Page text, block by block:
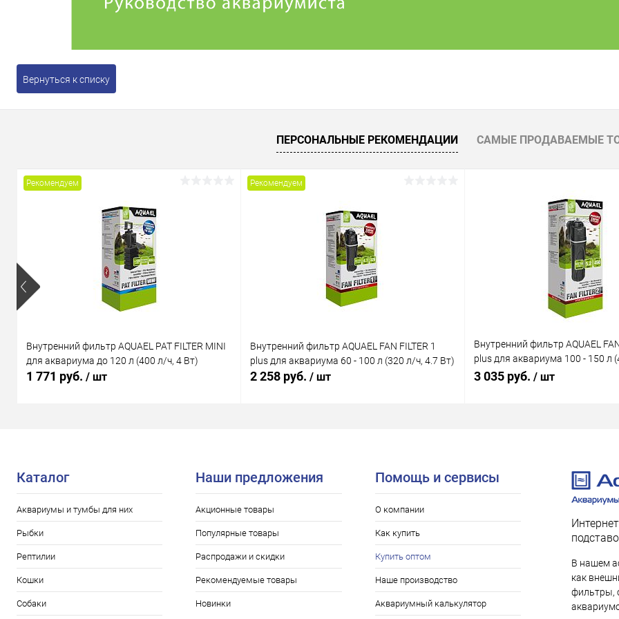
Вернуться к списку
ПЕРСОНАЛЬНЫЕ РЕКОМЕНДАЦИИ САМЫЕ ПРОДАВАЕМЫЕ
Рекомендуем
Внутренний фильтр AQUAEL PAT FILTER MINI
для аквариума до 120 л (400 л/ч, 4 Вт)
1 771 руб. / шт
Рекомендуем
Внутренний фильтр AQUAEL FAN FILTER 1
plus для аквариума 60 - 100 л (320 л/ч, 4.7 Вт)
2 258 руб. / шт
Внутренний фильтр AQUAEL
plus для аквариума 100 - 150 л
Вт)
3 035 руб. / шт
Каталог
Аквариумы и тумбы для них
Рыбки
Рептилии
Кошки
Собаки
Наши предложения
Акционные товары
Популярные товары
Распродажи и скидки
Рекомендуемые товары
Новинки
Помощь и сервисы
О компании
Как купить
Купить оптом
Наше производство
Аквариумный калькулятор
В нашем
как
фильтры,